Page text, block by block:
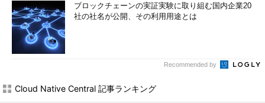
ブロックチェーンの実証実験に取り組む国内企業20
社の社名が公開、その利用用途とは
Recommended by
Cloud Native Central 記事ランキング